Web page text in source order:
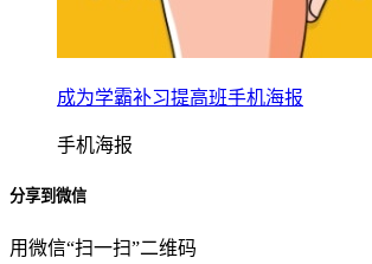
成为学霸补习提高班手机海报
手机海报
分享到微信
用微信“扫一扫”二维码